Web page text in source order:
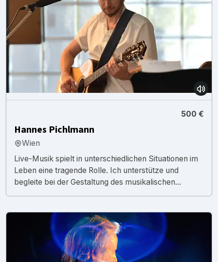
500 €
Hannes Pichlmann
Wien
Live-Musik spielt in unterschiedlichen Situationen im
Leben eine tragende Rolle. Ich unterstütze und
begleite bei der Gestaltung des musikalischen...